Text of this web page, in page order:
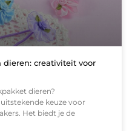
creativiteit voor
dieren?
keuze voor
Het biedt je de